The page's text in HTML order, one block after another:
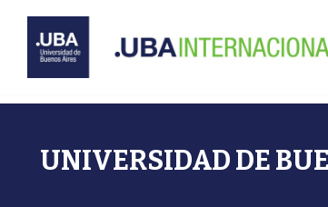
al
contenido
UNIVERSIDAD DE